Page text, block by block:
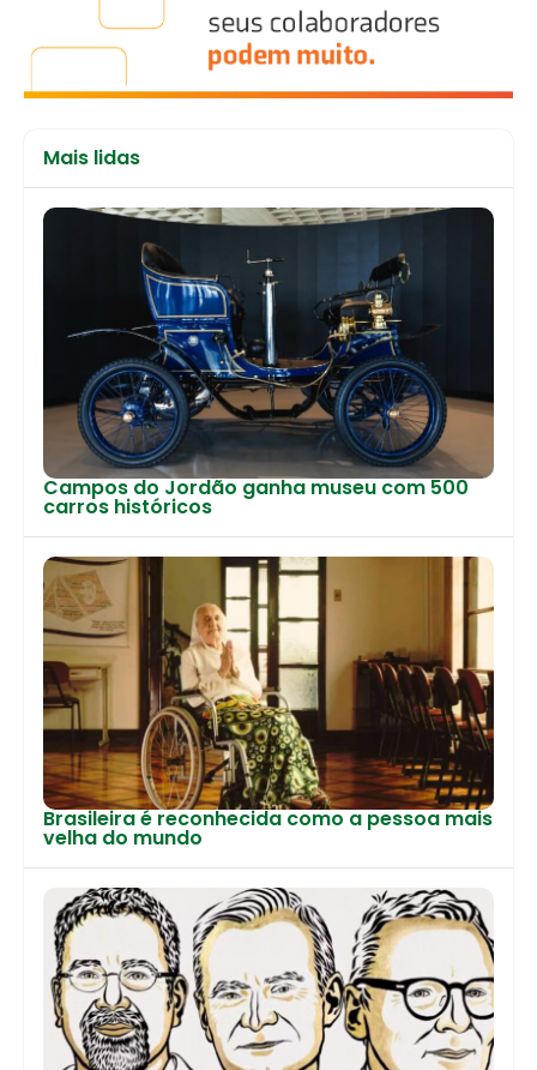
Mais lidas
Campos do Jordão ganha museu com 500
carros históricos
Brasileira é reconhecida como a pessoa mais
velha do mundo